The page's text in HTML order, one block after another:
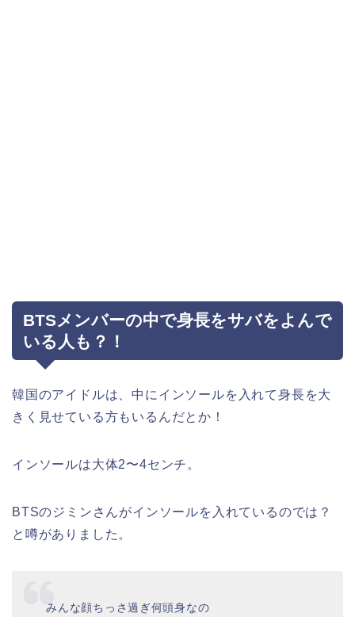
BTSメンバーの中で身長をサバをよんで
いる人も？！
韓国のアイドルは、中にインソールを入れて身長を大
きく見せている方もいるんだとか！
インソールは大体2〜4センチ。
BTSのジミンさんがインソールを入れているのでは？
と噂がありました。
みんな顔ちっさ過ぎ何頭身なの